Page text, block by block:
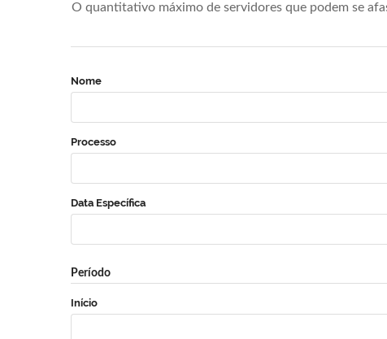
O quantitativo máximo de servidores que podem se
Nome
Processo
Data Específica
Período
Início